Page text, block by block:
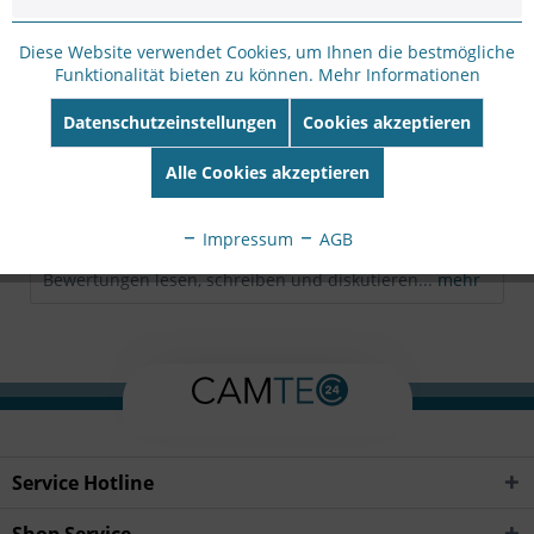
Hersteller Artikel-
EAN:
4712123678856
Beschreibung
Kompatibel mit: Adapter: AM-519, AM-520, AM-522+AM-
712, AM-522+AM-713, AM-525, AM-527, AM-528,...
Bewertungen lesen, schreiben und diskutieren...mehr
Service Hotline
Diese Website verwendet Cookies, um Ihnen die bestmögliche
Funktionalität bieten zu können. Mehr Informationen
Datenschutzeinstellungen Cookies akzeptieren
Alle Cookies akzeptieren
Impressum AGB